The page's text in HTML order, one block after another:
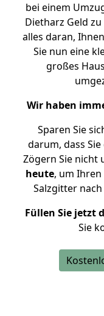
bei einem
Dietharz Geld
alles daran,
Sie nun eine
großes
Wir haben
Sparen Sie
darum, dass
Zögern Sie nicht
heute, um
Salzgitter
Füllen Sie jetzt
Sie